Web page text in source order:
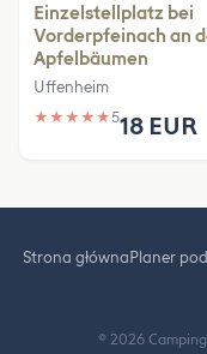
Einzelstellplatz bei
Vorderpfeinach an
Apfelbäumen
Uffenheim
★ ★ ★ ★ ★518 EUR
Strona główna Planer
© 2026